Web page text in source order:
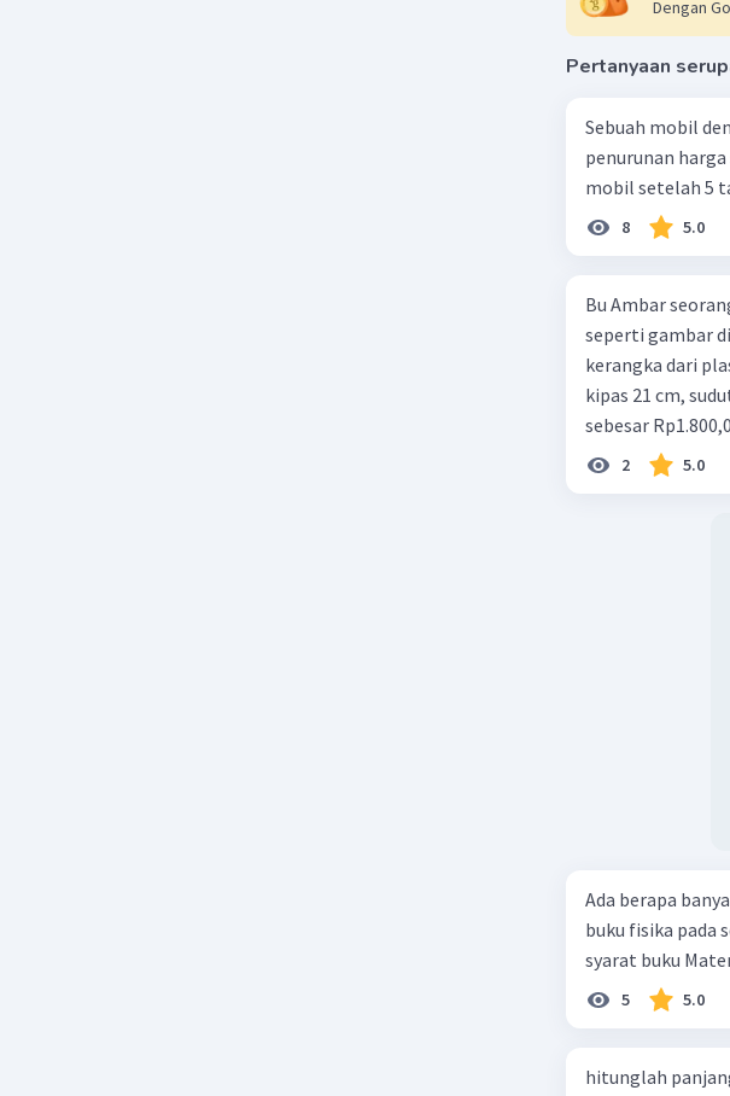
Dengan
Pertanyaan
Sebuah mobil
penurunan
mobil setelah 5
8 5.0
Bu Ambar
seperti gambar
kerangka dari
kipas 21 cm,
sebesar
Rp350,00/m.
total
2 5.0
Ada berapa
buku fisika pada
syarat buku
5 5.0
hitunglah